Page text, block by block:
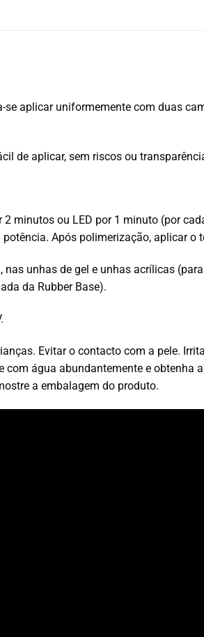
se aplicar uniformemente com duas
de aplicar, sem riscos ou
minutos ou LED por 1 minuto (por
Após polimerização, aplicar o
unhas de gel e unhas acrílicas
da Rubber Base).
Evitar o contacto com a pele.
água abundantemente e obtenha
a embalagem do produto.